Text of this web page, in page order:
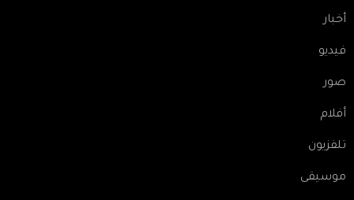
أخبار
فيديو
صور
أفلام
تلفزيون
موسيقى